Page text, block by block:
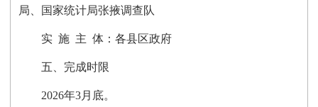
局、国家统计局张掖调查队
实 施 主 体：各县区政府
五、完成时限
2026年3月底。